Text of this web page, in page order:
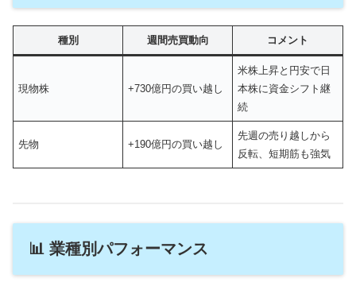
種別 週間売買動向 コメント
現物株 +730億円の買い越し
米株上昇と円安で日
本株に資金シフト継
続
先物 +190億円の買い越し
先週の売り越しから
反転、短期筋も強気
📊 業種別パフォーマンス